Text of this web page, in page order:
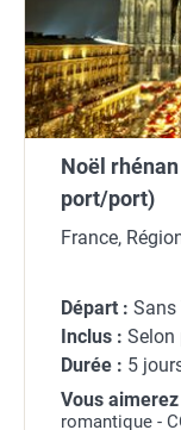
Noël
port/port)
France,
Départ : Sans
Inclus : Selon
Durée : 5
Vous
romantique -